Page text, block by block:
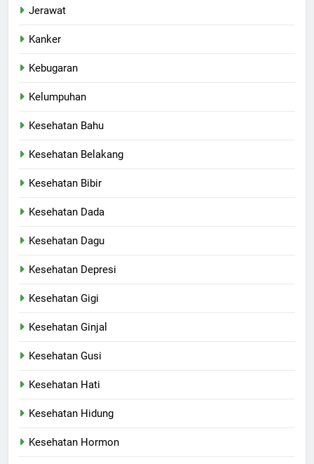
Jerawat
Kanker
Kebugaran
Kelumpuhan
Kesehatan Bahu
Kesehatan Belakang
Kesehatan Bibir
Kesehatan Dada
Kesehatan Dagu
Kesehatan Depresi
Kesehatan Gigi
Kesehatan Ginjal
Kesehatan Gusi
Kesehatan Hati
Kesehatan Hidung
Kesehatan Hormon